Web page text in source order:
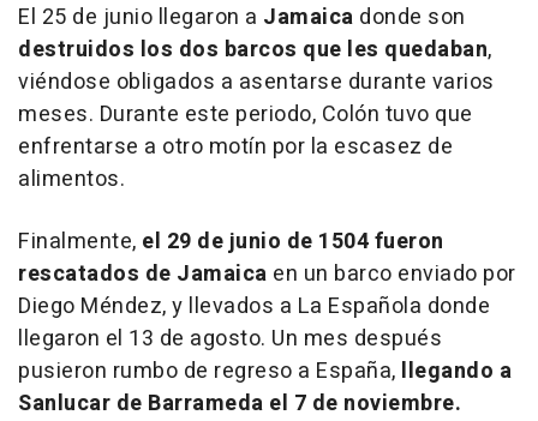
El 25 de junio llegaron a Jamaica donde son
destruidos los dos barcos que les quedaban,
viéndose obligados a asentarse durante varios
meses. Durante este periodo, Colón tuvo que
enfrentarse a otro motín por la escasez de
alimentos.
Finalmente, el 29 de junio de 1504 fueron
rescatados de Jamaica en un barco enviado por
Diego Méndez, y llevados a La Española donde
llegaron el 13 de agosto. Un mes después
pusieron rumbo de regreso a España, llegando a
Sanlucar de Barrameda el 7 de noviembre.